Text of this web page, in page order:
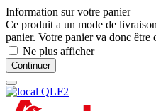
Information sur votre panier
Ce produit a un mode de
panier. Votre panier va donc être
Ne plus afficher
Continuer